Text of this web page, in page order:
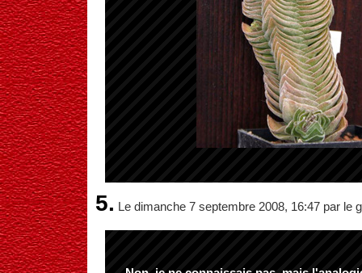
5. Le dimanche 7 septembre 2008, 16:47 par le